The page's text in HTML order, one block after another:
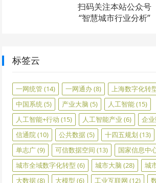
扫码关注本站公众号
“智慧城市行业分析”
标签云
一网统管(14) 一网通办(8) 上海数字化转
中国系统(5) 产业大脑 (5) 人工智能(15)
人工智能+行动 (15) 人工智能产业 (6) 企
信通院(10) 公共数据(5) 十四五规划 (13)
单志广(9) 可信数据空间 (13) 国家信息中
城市全域数字化转型 (6) 城市大脑 (28) 城
大数据(8) 大模型 (6) 工业互联网 (12)